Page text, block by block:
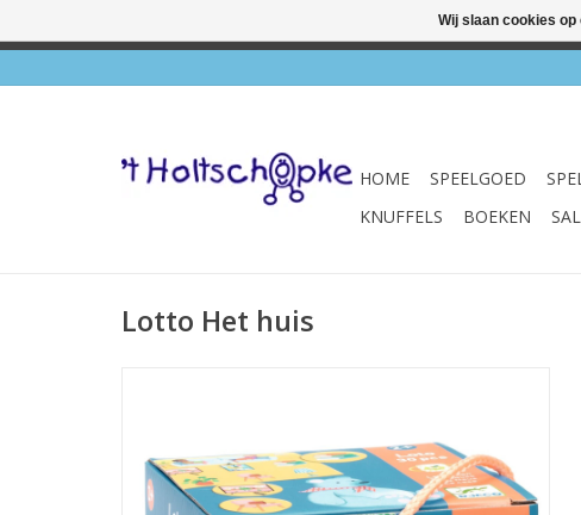
HOME SPEELGOED
KNUFFELS
BOEKEN
Lotto Het huis
Wij slaan cookies
✔ Winkel &